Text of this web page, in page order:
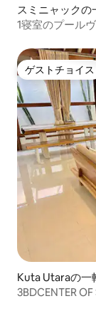
スミニャックの
1寝室のプール
ゲストチョイス
ゲストチョイス
Kuta Utaraの一
3BDCENTER